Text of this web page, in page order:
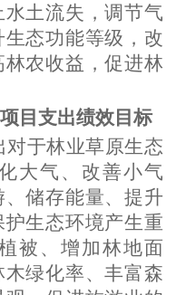
土流失，调节气
态功能等级，改
农收益，促进林
项目支出绩效目标
对于林业草原生态
大气、改善小气
储存能量、提升
生态环境产生重
被、增加林地面
绿化率、丰富森